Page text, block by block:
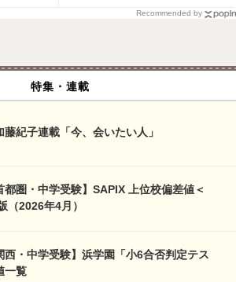
Recommended by
特集・連載
藤紀子連載「今、会いたい人」
都圏・中学受験】SAPIX 上位校偏差値＜
（2026年4月）
西・中学受験】浜学園「小6合否判定テス
一覧